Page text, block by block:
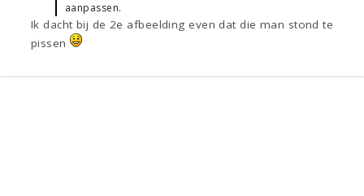
aanpassen.
Ik dacht bij de 2e afbeelding even dat die man stond te
pissen